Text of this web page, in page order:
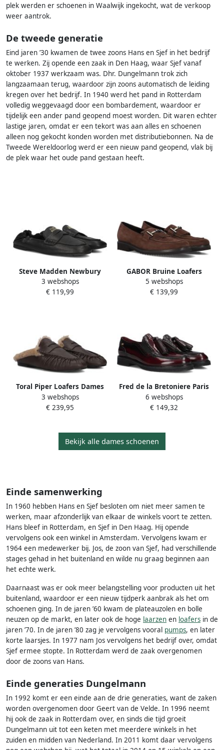
plek werden er schoenen in Waalwijk ingekocht, wat de verkoop
weer aantrok.
De tweede generatie
Eind jaren ’30 kwamen de twee zoons Hans en Sjef in het bedrijf
te werken. Zij opende een zaak in Den Haag, waar Sjef vanaf
oktober 1937 werkzaam was. Dhr. Dungelmann trok zich
langzaamaan terug, waardoor zijn zoons automatisch de leiding
kregen over het bedrijf. In 1940 werd het pand in Rotterdam
volledig weggevaagd door een bombardement, waardoor er
tijdelijk een ander pand geopend moest worden. Dit waren echter
lastige jaren, omdat er een tekort was aan alles en schoenen
alleen nog gekocht konden worden met distributiebonnen. Na de
Tweede Wereldoorlog werd er een nieuw pand geopend, vlak bij
de plek waar het oude pand gestaan heeft.
Steve Madden Newbury
Mocassins Dames
Instappers Zwart
3 webshops
€ 119,99
GABOR Bruine Loafers
4011.02
5 webshops
€ 139,99
Toral Piper Loafers Dames
Instappers Bruin
3 webshops
€ 239,95
Fred de la Bretoniere Paris
Elibra Loafers Dames
Instappers Zwart
6 webshops
€ 149,32
Bekijk alle dames schoenen
Einde samenwerking
In 1960 hebben Hans en Sjef besloten om niet meer samen te
werken, maar afzonderlijk van elkaar de winkels voort te zetten.
Hans bleef in Rotterdam, en Sjef in Den Haag. Hij opende
vervolgens ook een winkel in Amsterdam. Vervolgens kwam er
1964 een medewerker bij. Jos, de zoon van Sjef, had verschillende
stages gehad in het buitenland en wilde nu graag beginnen aan
het echte werk.
Daarnaast was er ook meer belangstelling voor producten uit het
buitenland, waardoor er een nieuw tijdperk aanbrak als het om
schoenen ging. In de jaren ’60 kwam de plateauzolen en bolle
neuzen op de markt, en later ook de hoge laarzen en loafers in de
jaren ’70. In de jaren ’80 zag je vervolgens vooral pumps, en later
korte laarsjes. In 1977 nam Jos vervolgens het bedrijf over, omdat
Sjef ermee stopte. In Rotterdam werd de zaak overgenomen
door de zoons van Hans.
Einde generaties Dungelmann
In 1992 komt er een einde aan de drie generaties, want de zaken
worden overgenomen door Geert van de Velde. In 1996 neemt
hij ook de zaak in Rotterdam over, en sinds die tijd groeit
Dungelmann uit tot een keten met meerdere winkels in het
zuiden en midden van Nederland. In 2011 komt daar vervolgens